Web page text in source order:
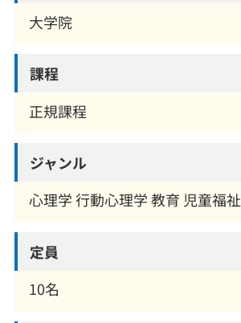
大学院
課程
正規課程
ジャンル
心理学 行動心理学 教育 児童福祉
定員
10名